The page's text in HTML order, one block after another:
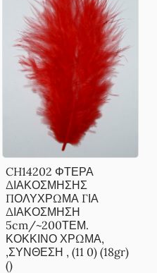
CH14202 ΦΤΕΡΑ
ΔΙΑΚΟΣΜΗΣΗΣ
ΠΟΛΥΧΡΩΜΑ ΓΙΑ
ΔΙΑΚΟΣΜΗΣΗ
5cm/~200ΤΕΜ.
ΚΟΚΚΙΝΟ ΧΡΩΜΑ,
,ΣΥΝΘΕΣΗ , (11 0) (18gr)
()